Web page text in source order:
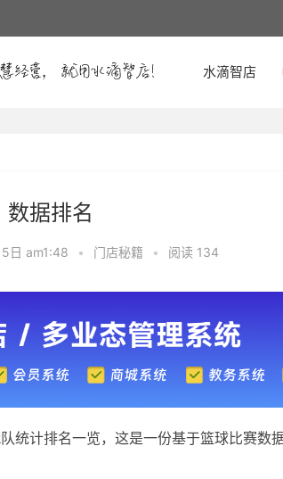
水滴智店
数据排名
日 am1:48 • 门店秘籍 • 阅读 134
统计排名一览，这是一份基于篮球比赛数